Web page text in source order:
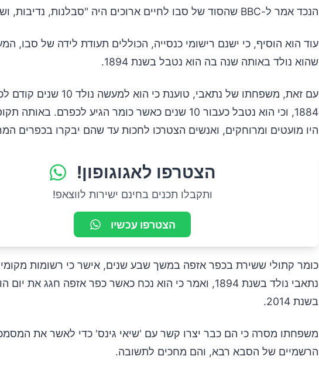
הנכד אמר ל-BBC שהסוד של סבו לחיים ארוכים היה "סבלנות, נדיבות, ושמחת חיים".
עוד הוא הוסיף, כי ישנם רישומי כנסייה, הכוללים תעודת לידה של סבו,
שהוא נולד באותה שנה בה הוא נטבל בשנת 1894.
עם זאת, משפחתו של נתאבי, טוענת כי הוא
1884, וכי הוא נטבל כעבור 10 שנים כאשר כומר הגיע לכפרם.
היו מועטים ומרוחקים, ואנשים הצטרכו לחכות עד שהם יבקרו בכפרים
הצטרפו לאגוגופון!
ותקבלו תכנים בחינם ישירות לווצאפ!
הצטרפו עכשיו
כומר קתולי ששירת בכפר אזפה במשך שבע שנים, אישר כי רשומות
בשנת 2014.
משפחתו מסרה כי הם כבר יצרו קשר עם 'שיאי גינס' כדי לאשר את
הרשמיים של הסבא רבא, והם מחכים לתשובה.